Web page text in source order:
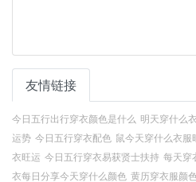
友情链接
今日五行出行穿衣颜色是什么 明天穿什么
运势 今日五行穿衣配色 鼠今天穿什么衣服
衣旺运 今日五行穿衣易获贤士扶持 每天穿
衣每日分享今天穿什么颜色 黄历穿衣服颜